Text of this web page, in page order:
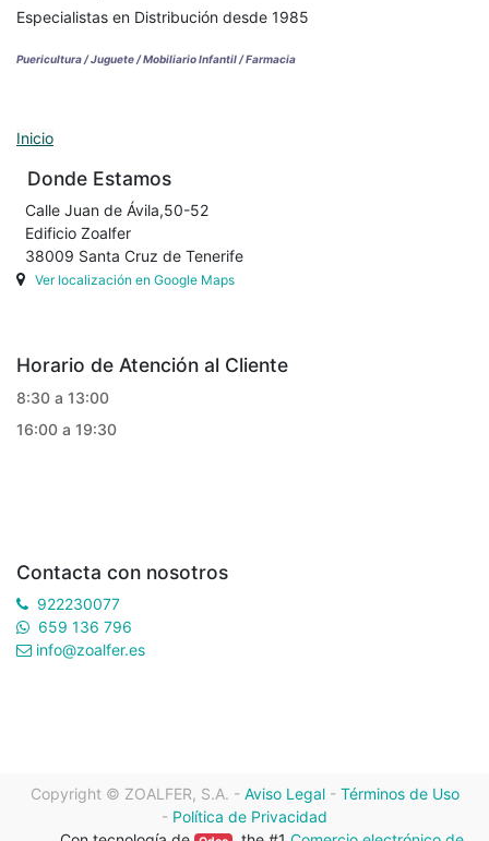
Especialistas en Distribución desde 1985
Puericultura / Juguete / Mobiliario Infantil / Farmacia
Inicio
Donde Estamos
Calle Juan de Ávila,50-52
Edificio Zoalfer
38009 Santa Cruz de Tenerife
Ver localización en Google Maps
Horario de Atención al Cliente
8:30 a 13:00
16:00 a 19:30
Contacta con nosotros
922230077
659 136 796
info@zoalfer.es
Copyright © ZOALFER, S.A. - Aviso Legal - Términos de Uso
- Política de Privacidad